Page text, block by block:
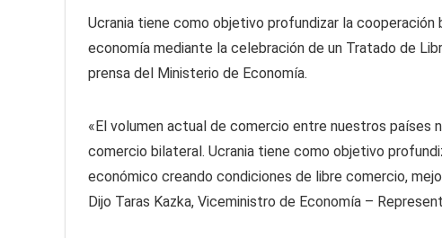
Ucrania tiene como objetivo profundizar la
economía mediante la celebración de un Tratado de
prensa del Ministerio de Economía.
«El volumen actual de comercio entre nuestros países
comercio bilateral. Ucrania tiene como objetivo
económico creando condiciones de libre comercio,
Dijo Taras Kazka, Viceministro de Economía –